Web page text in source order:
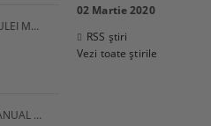
A000989970105 ULEI MOTOR 5W30 5L MERCEDES
ULEI CASTROL MANUAL EP 80W90
02 Martie 2020
RSS știri
Vezi toate știrile